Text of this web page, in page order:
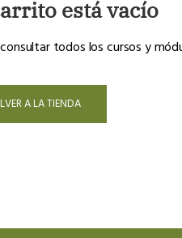
está vacío
todos los cursos y
A LA TIENDA